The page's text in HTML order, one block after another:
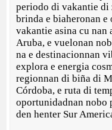
periodo di vakantie di
brinda e biaheronan
vakantie asina cu nan
Aruba, e vuelonan
na e destinacionnan
explora e energia
regionnan di biña di
Córdoba, e ruta di
oportunidadnan nobo
den henter Sur